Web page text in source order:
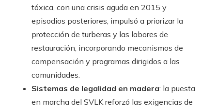
tóxica, con una crisis aguda en 2015 y
episodios posteriores, impulsó a priorizar la
protección de turberas y las labores de
restauración, incorporando mecanismos de
compensación y programas dirigidos a las
comunidades.
Sistemas de legalidad en madera: la puesta
en marcha del SVLK reforzó las exigencias de